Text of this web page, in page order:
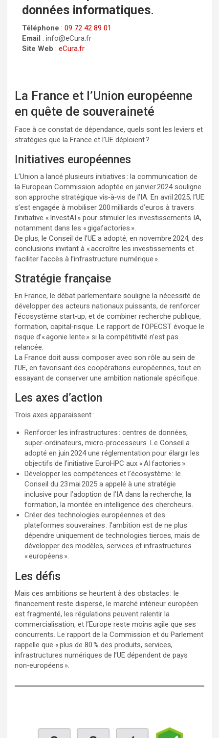
données informatiques.
Téléphone : 09 72 42 89 01
Email : info@eCura.fr
Site Web : eCura.fr
La France et l’Union européenne
en quête de souveraineté
Face à ce constat de dépendance, quels sont les leviers et
stratégies que la France et l’UE déploient ?
Initiatives européennes
L’Union a lancé plusieurs initiatives : la communication de
la European Commission adoptée en janvier 2024 souligne
son approche stratégique vis‑à‑vis de l’IA. En avril 2025, l’UE
s’est engagée à mobiliser 200 milliards d’euros à travers
l’initiative « InvestAI » pour stimuler les investissements IA,
notamment dans les « gigafactories ».
De plus, le Conseil de l’UE a adopté, en novembre 2024, des
conclusions invitant à « accroître les investissements et
faciliter l’accès à l’infrastructure numérique ».
Stratégie française
En France, le débat parlementaire souligne la nécessité de
développer des acteurs nationaux puissants, de renforcer
l’écosystème start‑up, et de combiner recherche publique,
formation, capital‑risque. Le rapport de l’OPECST évoque le
risque d’« agonie lente » si la compétitivité n’est pas
relancée.
La France doit aussi composer avec son rôle au sein de
l’UE, en favorisant des coopérations européennes, tout en
essayant de conserver une ambition nationale spécifique.
Les axes d’action
Trois axes apparaissent :
Renforcer les infrastructures : centres de données,
super‑ordinateurs, micro‑processeurs. Le Conseil a
adopté en juin 2024 une réglementation pour élargir les
objectifs de l’initiative EuroHPC aux « AI factories ».
Développer les compétences et l’écosystème : le
Conseil du 23 mai 2025 a appelé à une stratégie
inclusive pour l’adoption de l’IA dans la recherche, la
formation, la montée en intelligence des chercheurs.
Créer des technologies européennes et des
plateformes souveraines : l’ambition est de ne plus
dépendre uniquement de technologies tierces, mais de
développer des modèles, services et infrastructures
« européens ».
Les défis
Mais ces ambitions se heurtent à des obstacles : le
financement reste dispersé, le marché intérieur européen
est fragmenté, les régulations peuvent ralentir la
commercialisation, et l’Europe reste moins agile que ses
concurrents. Le rapport de la Commission et du Parlement
rappelle que « plus de 80 % des produits, services,
infrastructures numériques de l’UE dépendent de pays
non‑européens ».